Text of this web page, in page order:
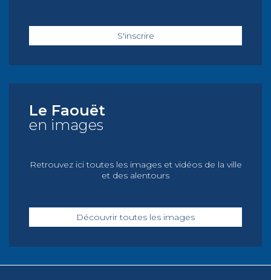
S'inscrire
Le Faouët
en images
Retrouvez ici toutes les images et vidéos de la ville
et des alentours
Découvrir toutes les images